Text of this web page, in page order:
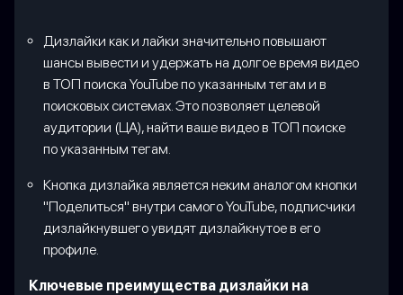
Дизлайки как и лайки значительно повышают
шансы вывести и удержать на долгое время видео
в ТОП поиска YouTube по указанным тегам и в
поисковых системах. Это позволяет целевой
аудитории (ЦА), найти ваше видео в ТОП поиске
по указанным тегам.
Кнопка дизлайка является неким аналогом кнопки
"Поделиться" внутри самого YouTube, подписчики
дизлайкнувшего увидят дизлайкнутое в его
профиле.
Ключевые преимущества дизлайки на